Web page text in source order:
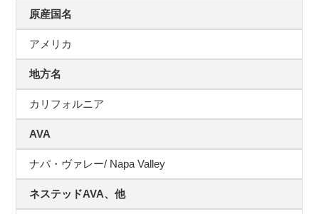
原産国名
アメリカ
地方名
カリフォルニア
AVA
ナパ・ヴァレー/ Napa Valley
ネステッドAVA、他